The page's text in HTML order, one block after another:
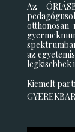
Az
otthonosan
az
legkisebbek
Kiemelt